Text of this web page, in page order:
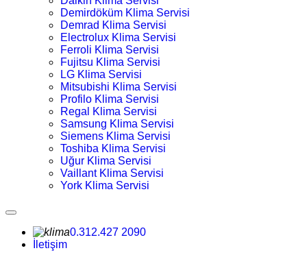
Demirdöküm Klima Servisi
Demrad Klima Servisi
Electrolux Klima Servisi
Ferroli Klima Servisi
Fujitsu Klima Servisi
LG Klima Servisi
Mitsubishi Klima Servisi
Profilo Klima Servisi
Regal Klima Servisi
Samsung Klima Servisi
Siemens Klima Servisi
Toshiba Klima Servisi
Uğur Klima Servisi
Vaillant Klima Servisi
York Klima Servisi
0.312.427 2090
İletişim